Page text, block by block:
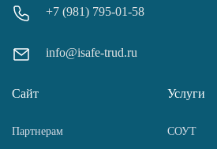
+7 (981) 795-01-58
info@isafe-trud.ru
Сайт
Партнерам
Услуги
СОУТ